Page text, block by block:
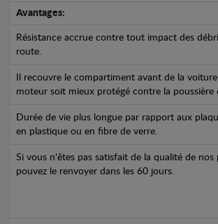
Avantages:
Résistance accrue contre tout impact des
route.
Il recouvre le compartiment avant de la
moteur soit mieux protégé contre la poussière
Durée de vie plus longue par rapport aux
en plastique ou en fibre de verre.
Si vous n'êtes pas satisfait de la qualité de nos
pouvez le renvoyer dans les 60 jours.